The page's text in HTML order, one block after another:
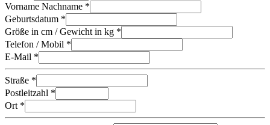
Vorname Nachname *
Geburtsdatum *
Größe in cm / Gewicht in kg *
Telefon / Mobil *
E-Mail *
Straße *
Postleitzahl *
Ort *